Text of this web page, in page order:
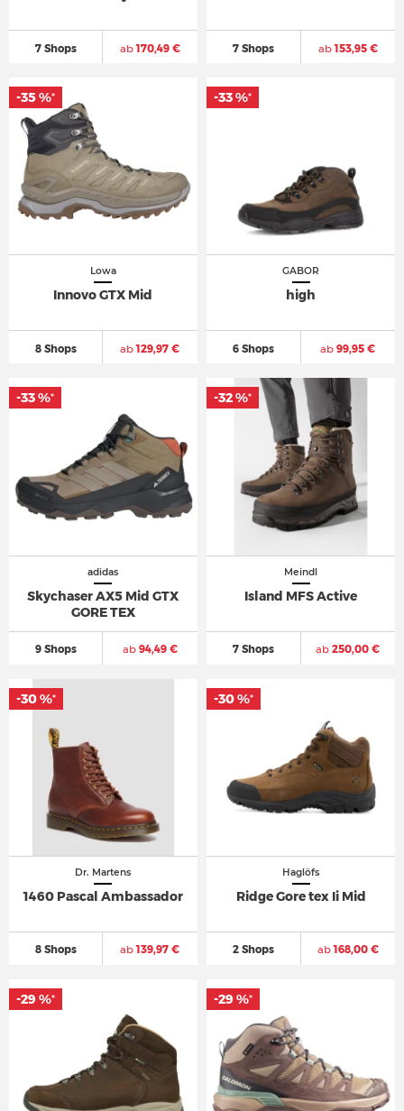
7 Shops ab170,49 € 7 Shops ab153,95 €
Lowa
Innovo GTX Mid
8 Shops ab129,97 €
-35 %*
GABOR
high
6 Shops ab 99,95 €
-33 %*
adidas
Skychaser AX5 Mid GTX
GORE TEX
9 Shops ab94,49 €
-33 %*
Meindl
Island MFS Active
7 Shops ab 250,00 €
-32 %*
Dr. Martens
1460 Pascal Ambassador
8 Shops ab139,97 €
-30 %*
Haglöfs
Ridge Gore tex Ii Mid
2 Shops ab168,00 €
-30 %*
-29 %* -29 %*